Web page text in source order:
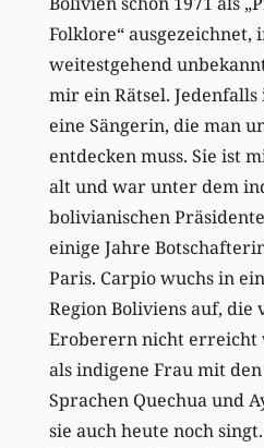
Folklore“ ausgezeichnet,
weitestgehend
mir ein Rätsel.
eine Sängerin, die man
entdecken muss. Sie ist
alt und war unter dem
bolivianischen
einige Jahre
Paris. Carpio wuchs in
Region Boliviens auf, die
Eroberern nicht erreicht
als indigene Frau mit
Sprachen Quechua und
sie auch heute noch